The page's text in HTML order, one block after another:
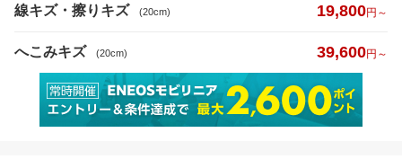
線キズ・擦りキズ (20cm) 19,800円～
へこみキズ (20cm) 39,600円～